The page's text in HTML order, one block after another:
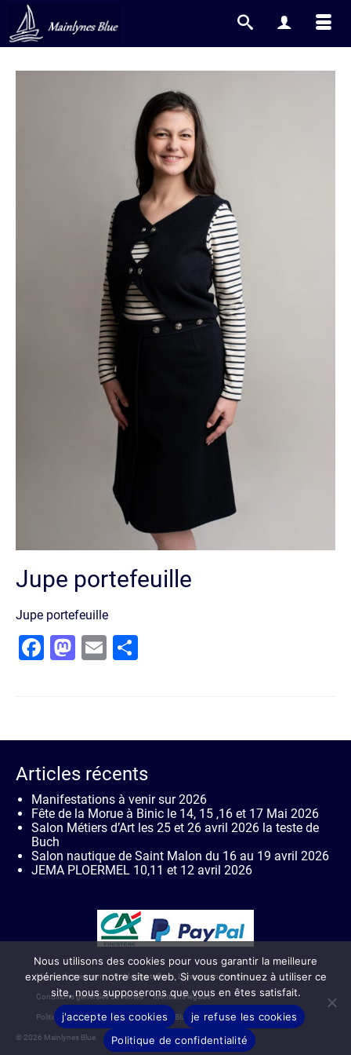
Jupe portefeuille
Jupe portefeuille
Facebook
Mastodon
Email
Articles récents
Manifestations à venir sur 2026
Fête de la Morue à Binic le 14, 15 ,16 et 17 Mai 2026
Salon Métiers d’Art les 25 et 26 avril 2026 la teste de
Buch
Salon nautique de Saint Malon du 16 au 19 avril 2026
JEMA PLOERMEL 10,11 et 12 avril 2026
Moyen de paiement Guide des tailles Livraison en France
Conditions générales de ventes Mentions légales
Politique de confidentialité de Mainlynes Blue Contact
© 2026 Mainlynes Blue
Nous utilisons des cookies pour vous garantir la meilleure
expérience sur notre site web. Si vous continuez à utiliser ce
site, nous supposerons que vous en êtes satisfait.
j'accepte les cookies
je refuse les cookies
Politique de confidentialité